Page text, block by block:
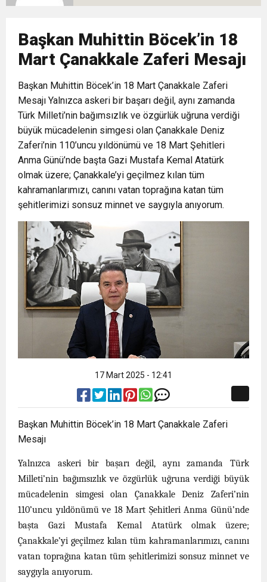
Gösterisi Yaptı
9:33 CHP’li 3 Genç Tutuklandı: Siyasi Saldırının
Hedefinde Mehmet Türkmen mi Var?
8:35 Anneler Günü’nde TAMEV ile İyilik ve Dayanışma
14:11 Buca’da Ruhsatı Tartışmalı İnşaat Meclis
Gündeminde: “Cumhurbaşkanı Kararnamesi
Bile Çiğnendi”
18:28 Eğitim Camiasının Yakından Tanıdığı İsim:
Abdulrezak Kaldan Torbalı Yolunda
Başkan Muhittin Böcek’in 18
Mart Çanakkale Zaferi Mesajı
Başkan Muhittin Böcek’in 18 Mart Çanakkale Zaferi
Mesajı Yalnızca askeri bir başarı değil, aynı zamanda
Türk Milleti’nin bağımsızlık ve özgürlük uğruna verdiği
büyük mücadelenin simgesi olan Çanakkale Deniz
Zaferi’nin 110’uncu yıldönümü ve 18 Mart Şehitleri
Anma Günü’nde başta Gazi Mustafa Kemal Atatürk
olmak üzere; Çanakkale’yi geçilmez kılan tüm
kahramanlarımızı, canını vatan toprağına katan tüm
şehitlerimizi sonsuz minnet ve saygıyla anıyorum.
17 Mart 2025 - 12:41
Başkan Muhittin Böcek’in 18 Mart Çanakkale Zaferi
Mesajı
Yalnızca askeri bir başarı değil, aynı zamanda Türk
Milleti’nin bağımsızlık ve özgürlük uğruna verdiği büyük
mücadelenin simgesi olan Çanakkale Deniz Zaferi’nin
110’uncu yıldönümü ve 18 Mart Şehitleri Anma Günü’nde
başta Gazi Mustafa Kemal Atatürk olmak üzere;
Çanakkale’yi geçilmez kılan tüm kahramanlarımızı, canını
vatan toprağına katan tüm şehitlerimizi sonsuz minnet ve
saygıyla anıyorum.